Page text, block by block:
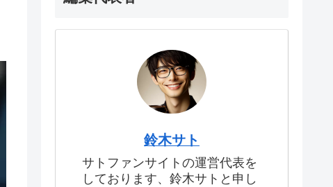
鈴木サト
サトファンサイトの運営代表を
しております、鈴木サトと申し